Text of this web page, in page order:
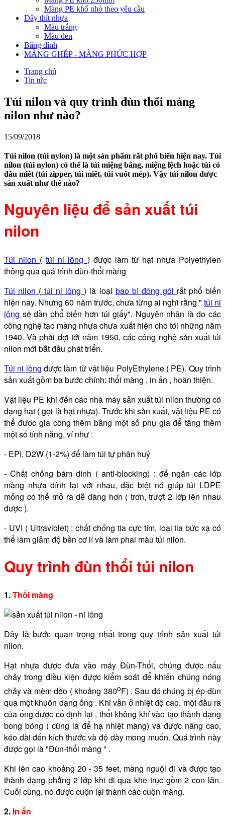
Màng PE khổ nhỏ theo yêu cầu
Dây thít nhựa
Màu trắng
Màu đen
Băng dính
MÀNG GHÉP - MÀNG PHỨC HỢP
Trang chủ
Tin tức
Túi nilon và quy trình đùn thổi màng
nilon như nào?
15/09/2018
Túi nilon (túi nylon) là một sản phẩm rất phổ biến hiện nay. Túi
nilon (túi nylon) có thể là túi miệng bằng, miệng lệch hoặc túi có
đầu miết (túi zipper, túi miết, túi vuốt mép). Vậy túi nilon được
sản xuất như thế nào?
Nguyên liệu để sản xuất túi
nilon
Túi nilon (túi ni lông ) được làm từ hạt nhựa Polyethylen
thông qua quá trình đùn-thổi màng
Túi nilon ( túi ni lông) là loại bao bì đóng gói rất phổ biến
hiện nay. Nhưng 60 năm trước, chưa từng ai nghĩ rằng " túi ni
lông sẽ dần phổ biến hơn túi giấy". Nguyên nhân là do các
công nghệ tạo màng nhựa chưa xuất hiện cho tới những năm
1940. Và phải đợi tới năm 1950, các công nghệ sản xuất túi
nilon mới bắt đầu phát triển.
Túi ni lông được làm từ vật liệu PolyEthylene ( PE). Quy trình
sản xuất gồm ba bước chính: thổi màng , in ấn , hoàn thiện.
Vật liệu PE khi đến các nhà máy sản xuất túi nilon thường có
dạng hạt ( gọi là hạt nhựa). Trước khi sản xuất, vật liệu PE có
thể đươc gia công thêm bằng một số phụ gia để tăng thêm
một số tính năng, ví như :
- EPI, D2W (1-2%) để làm túi tự phân huỷ
- Chất chống bám dính ( anti-blocking) : để ngăn các lớp
màng nhựa dính lại với nhau, đặc biệt nó giúp túi LDPE
mỏng có thể mở ra dễ dàng hơn ( trơn, trượt 2 lớp lên nhau
được ).
- UVI ( Ultraviolet) : chất chống tia cực tím, loại tia bức xạ có
thể làm giảm độ bền cơ lí và làm phai màu túi nilon.
Quy trình đùn thổi túi nilon
1.Thổi màng
Đây là bước quan trọng nhất trong quy trình sản xuất túi
nilon.
Hạt nhựa được đưa vào máy Đùn-Thổi, chúng được nấu
chảy trong điều kiện được kiểm soát để khiến chúng nóng
chảy và mèm dẻo ( khoảng 380oF) . Sau đó chúng bị ép-đùn
qua một khuôn dạng ống . Khi vẫn ở nhiệt độ cao, một đầu ra
của ống được cố định lại , thổi không khí vào tạo thành dạng
bong bóng ( cũng là để hạ nhiệt màng) và được nâng cao,
kéo dài đến kích thước và độ dày mong muốn. Quá trình này
được gọi là "Đùn-thổi màng " .
Khi lên cao khoảng 20 - 35 feet, màng nguội đi và được tạo
thành dạng phẳng 2 lớp khi đi qua khe trục gồm 2 con lăn.
Cuối cùng, nó được cuộn lại thành các cuộn màng.
2. In ấn